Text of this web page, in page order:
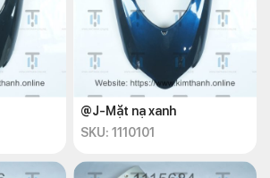
@J-Mặt nạ xanh
SKU: 1110101